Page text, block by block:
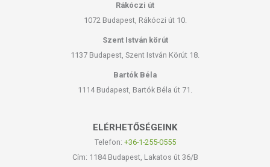
Rákóczi út
1072 Budapest, Rákóczi út 10.
Szent István körút
1137 Budapest, Szent István Körút 18.
Bartók Béla
1114 Budapest, Bartók Béla út 71.
ELÉRHETŐSÉGEINK
Telefon: +36-1-255-0555
Cím: 1184 Budapest, Lakatos út 36/B